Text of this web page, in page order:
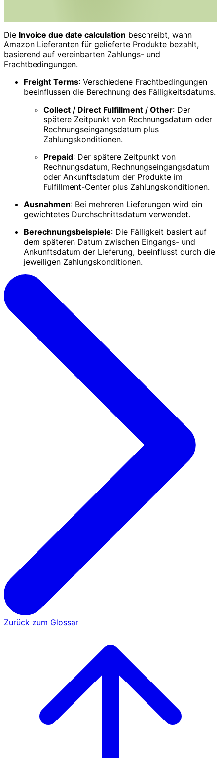
Die Invoice due date calculation beschreibt, wann
Amazon Lieferanten für gelieferte Produkte bezahlt,
basierend auf vereinbarten Zahlungs- und
Frachtbedingungen.
Freight Terms: Verschiedene Frachtbedingungen
beeinflussen die Berechnung des Fälligkeitsdatums.
Collect / Direct Fulfillment / Other: Der
spätere Zeitpunkt von Rechnungsdatum oder
Rechnungseingangsdatum plus
Zahlungskonditionen.
Prepaid: Der spätere Zeitpunkt von
Rechnungsdatum, Rechnungseingangsdatum
oder Ankunftsdatum der Produkte im
Fulfillment-Center plus Zahlungskonditionen.
Ausnahmen: Bei mehreren Lieferungen wird ein
gewichtetes Durchschnittsdatum verwendet.
Berechnungsbeispiele: Die Fälligkeit basiert auf
dem späteren Datum zwischen Eingangs- und
Ankunftsdatum der Lieferung, beeinflusst durch die
jeweiligen Zahlungskonditionen.
Zurück zum Glossar